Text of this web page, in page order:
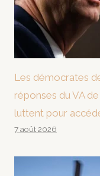
Les démocrates
réponses du VA
luttent pour
7 août 2026